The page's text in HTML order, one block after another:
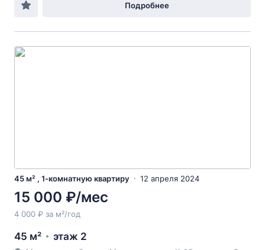
Подробнее
45 м² , 1-комнатную квартиру 12 апреля 2024
15 000 ₽/мес
4 000 ₽ за м²/год
45 м² этаж 2